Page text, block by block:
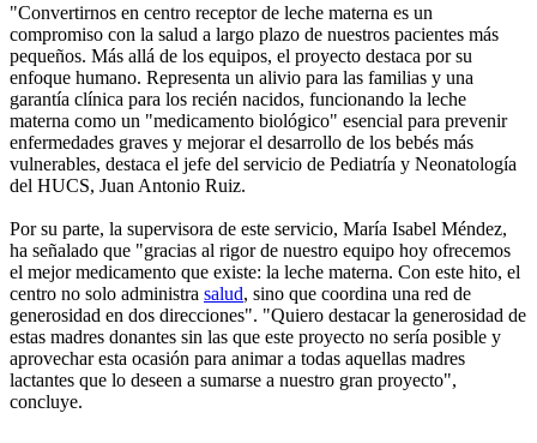
"Convertirnos en centro receptor de leche materna es un
compromiso con la salud a largo plazo de nuestros pacientes más
pequeños. Más allá de los equipos, el proyecto destaca por su
enfoque humano. Representa un alivio para las familias y una
garantía clínica para los recién nacidos, funcionando la leche
materna como un "medicamento biológico" esencial para prevenir
enfermedades graves y mejorar el desarrollo de los bebés más
vulnerables, destaca el jefe del servicio de Pediatría y Neonatología
del HUCS, Juan Antonio Ruiz.
Por su parte, la supervisora de este servicio, María Isabel Méndez,
ha señalado que "gracias al rigor de nuestro equipo hoy ofrecemos
el mejor medicamento que existe: la leche materna. Con este hito, el
centro no solo administra salud, sino que coordina una red de
generosidad en dos direcciones". "Quiero destacar la generosidad de
estas madres donantes sin las que este proyecto no sería posible y
aprovechar esta ocasión para animar a todas aquellas madres
lactantes que lo deseen a sumarse a nuestro gran proyecto",
concluye.